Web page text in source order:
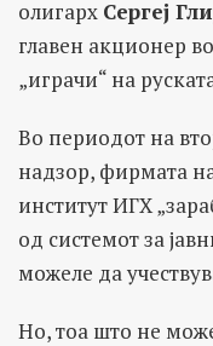
олигарх Сергеј
главен акционер во
„играчи“ на
Во периодот на
надзор, фирмата
институт ИГХ
од системот за
можеле да
Но, тоа што не